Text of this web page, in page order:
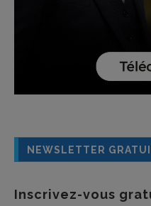
NEWSLETTER
Inscrivez-vous